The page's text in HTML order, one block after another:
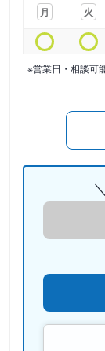
月
火
※営業日・相談可